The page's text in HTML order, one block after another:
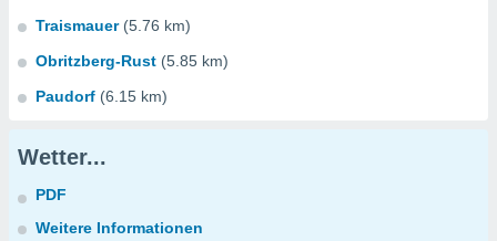
Traismauer (5.76 km)
Obritzberg-Rust (5.85 km)
Paudorf (6.15 km)
Wetter...
PDF
Weitere Informationen